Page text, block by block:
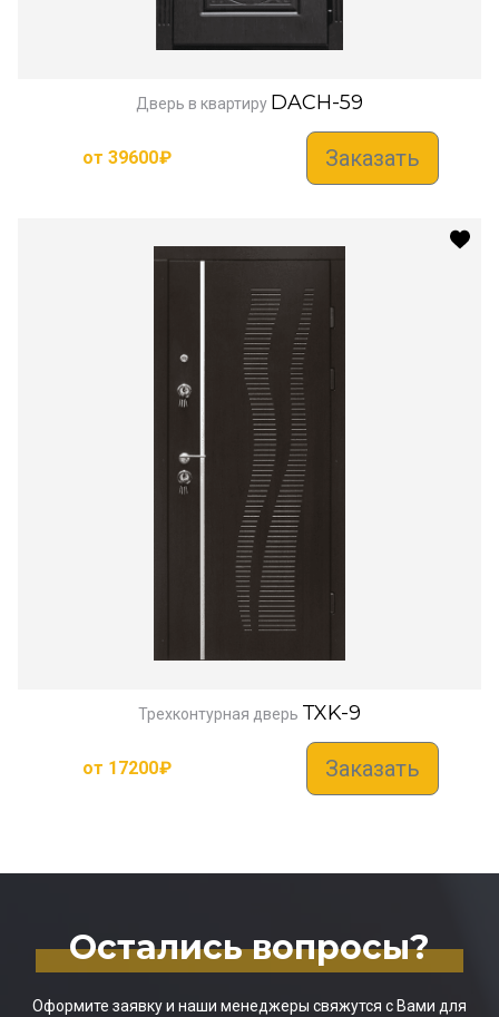
Дверь в квартиру DACH-59
от 39600₽ Заказать
Трехконтурная дверь TXK-9
от 17200₽ Заказать
Остались вопросы?
Оформите заявку и наши менеджеры свяжутся с Вами для